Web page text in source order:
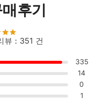
후기
뷰 : 351 건
335
14
0
1